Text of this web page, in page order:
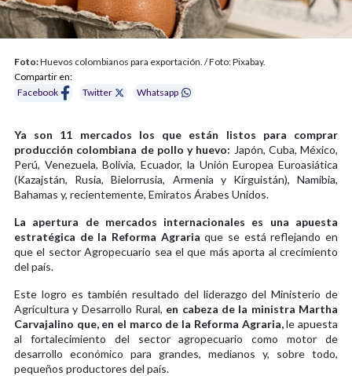
Foto:Huevos colombianos para exportación. / Foto: Pixabay.
Compartir en:
Facebook
Twitter Whatsapp
Ya son 11 mercados los que están listos para comprar
producción colombiana de pollo y huevo: Japón, Cuba, México,
Perú, Venezuela, Bolivia, Ecuador, la Unión Europea Euroasiática
(Kazajstán, Rusia, Bielorrusia, Armenia y Kirguistán), Namibia,
Bahamas y, recientemente, Emiratos Árabes Unidos.
La apertura de mercados internacionales es una apuesta
estratégica de la Reforma Agraria que se está reflejando en
que el sector Agropecuario sea el que más aporta al crecimiento
del país.
Este logro es también resultado del liderazgo del Ministerio de
Agricultura y Desarrollo Rural, en cabeza de la ministra Martha
Carvajalino que, en el marco de la Reforma Agraria,le apuesta
al fortalecimiento del sector agropecuario como motor de
desarrollo económico para grandes, medianos y, sobre todo,
pequeños productores del país.